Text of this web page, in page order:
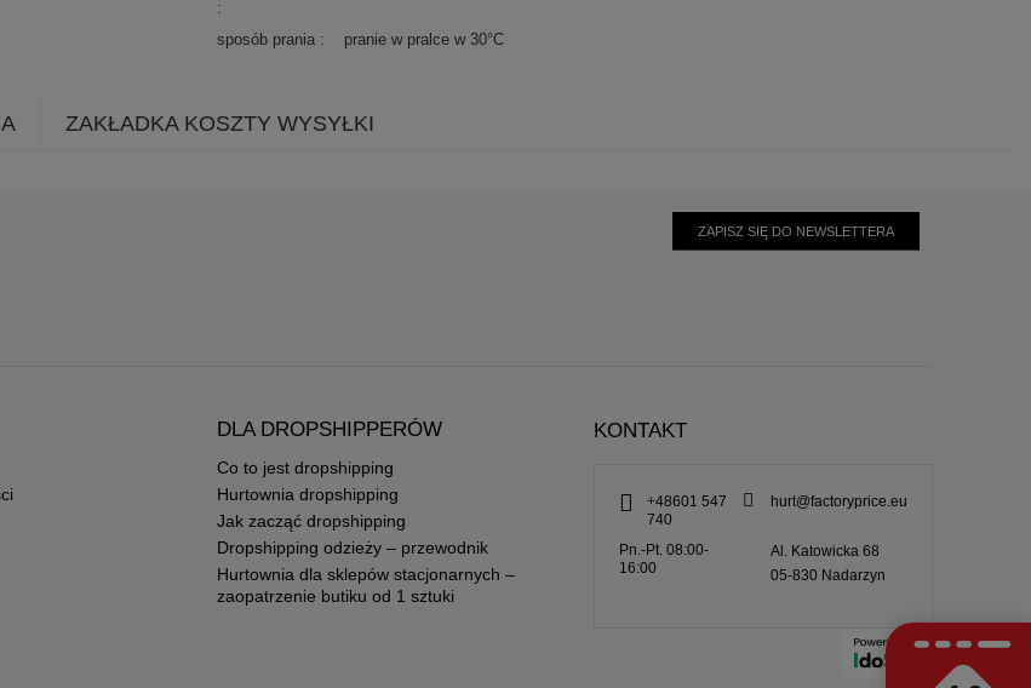
sposób prania pranie w pralce w 30°C
ZAKŁADKA KOSZTY WYSYŁKI
ZAPISZ SIĘ DO NEWSLETTERA
DLA DROPSHIPPERÓW
Co to jest dropshipping
Hurtownia dropshipping
Jak zacząć dropshipping
Dropshipping odzieży – przewodnik
Hurtownia dla sklepów stacjonarnych –
zaopatrzenie butiku od 1 sztuki
KONTAKT
+48601 547
740
hurt@factoryprice.eu
Pn.-Pt. 08:00-
16:00
Al. Katowicka 68
05-830 Nadarzyn